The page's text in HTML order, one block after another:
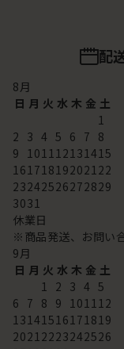
配
8月
日 月 火 水 木 金 土
1
2 3 4 5 6 7 8
9 101112131415
16171819202122
23242526272829
3031
休業日
※商品発送、お問い
9月
日 月 火 水 木 金 土
1 2 3 4 5
6 7 8 9 101112
13141516171819
20212223242526